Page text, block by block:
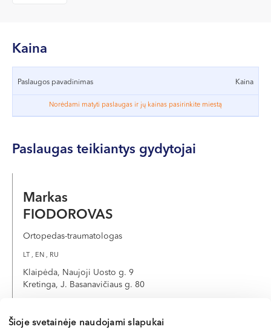
Šioje svetainėje naudojami slapukai
VII --
I-V 08:00 - 20:00
VI, VII --
Naujoji Uosto g. 9
I-V 08:00 - 20:00
Kretinga
VI, VII --
Kaina
Paslaugos pavadinimas Kaina
Norėdami matyti paslaugas ir jų kainas pasirinkite miestą
Paslaugas teikiantys gydytojai
Markas
FIODOROVAS
Ortopedas-traumatologas
LT , EN , RU
Klaipėda, Naujoji Uosto g. 9
Kretinga, J. Basanavičiaus g. 80
E-registracija